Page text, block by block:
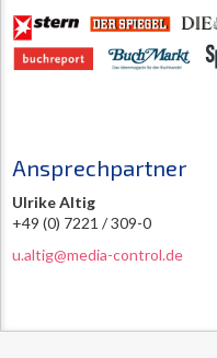
Ansprechpartner
Ulrike Altig
+49 (0) 7221 / 309-0
u.altig@media-control.de